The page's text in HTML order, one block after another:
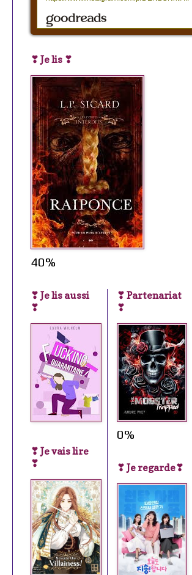
❣ Je lis ❣
40%
❣ Je lis aussi
❣
❣ Je vais lire
❣
❣ Partenariat
❣
0%
❣ Je regarde❣